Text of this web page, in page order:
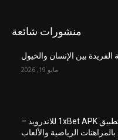
منشورات شائعة
الفريدة بين الإنسان والخيول
مايو 19, 2026
عنوان: تحميل تطبيق 1xBet APK للاندرويد –
الرياضية والألعاب